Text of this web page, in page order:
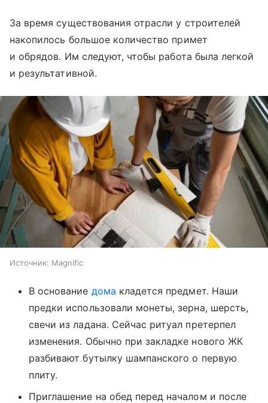
За время существования отрасли у строителей
накопилось большое количество примет
и обрядов. Им следуют, чтобы работа была легкой
и результативной.
Источник: Magnific
В основание дома кладется предмет. Наши
предки использовали монеты, зерна, шерсть,
свечи из ладана. Сейчас ритуал претерпел
изменения. Обычно при закладке нового ЖК
разбивают бутылку шампанского о первую
плиту.
Приглашение на обед перед началом и после